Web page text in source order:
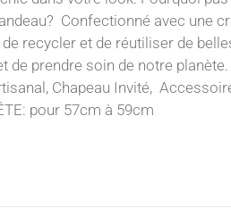
Confectionné avec une
recycler et de réutiliser de
prendre soin de notre
Chapeau Invité,
pour 57cm à 59cm